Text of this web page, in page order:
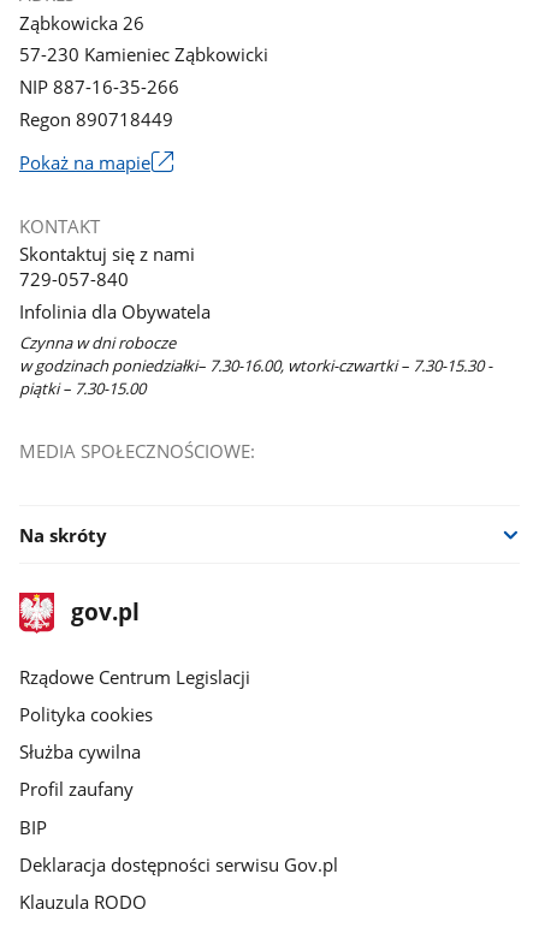
Ząbkowicka 26
57-230 Kamieniec Ząbkowicki
NIP 887-16-35-266
Regon 890718449
Pokaż na mapieLink
nowym
KONTAKT
Skontaktuj się z nami
729-057-840
Infolinia dla Obywatela
Czynna w dni robocze
w godzinach poniedziałki– 7.30-16.00, wtorki-czwartki – 7.30-15.30 -
piątki – 7.30-15.00
MEDIA SPOŁECZNOŚCIOWE:
Na skróty
stopka
gov.plStrona
gov.pl
Rządowe Centrum Legislacji
Polityka cookies
Służba cywilna
Profil zaufany
BIP
Deklaracja dostępności serwisu Gov.pl
Klauzula RODO